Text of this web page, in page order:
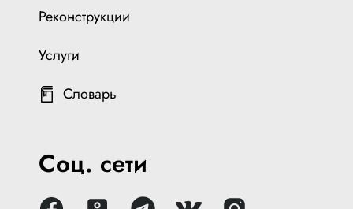
Реконструкции
Услуги
Словарь
Соц. сети